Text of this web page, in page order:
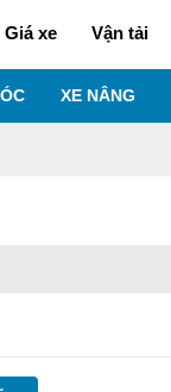
Giá xe Vận tải
XE NÂNG